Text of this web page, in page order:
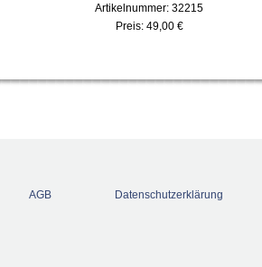
Artikelnummer: 32215
Preis: 49,00 €
AGB Datenschutzerklärung